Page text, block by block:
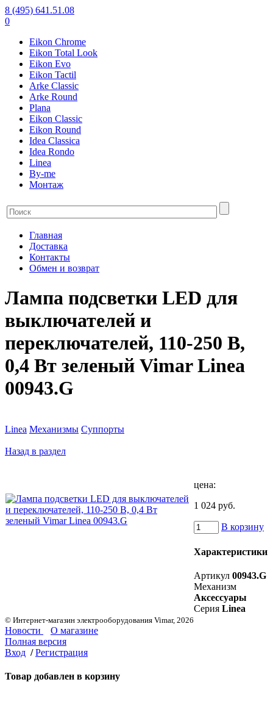
8 (495) 641.51.08
0
Eikon Chrome
Eikon Total Look
Eikon Evo
Eikon Tactil
Arke Classic
Arke Round
Plana
Eikon Classic
Eikon Round
Idea Classica
Idea Rondo
Linea
By-me
Монтаж
Главная
Доставка
Контакты
Обмен и возврат
Лампа подсветки LED для
выключателей и
переключателей, 110-250 В,
0,4 Вт зеленый Vimar Linea
00943.G
Linea Механизмы Суппорты
Назад в раздел
цена:
1 024 руб.
В корзину
Характеристики
Артикул 00943.G
Механизм
Аксессуары
Серия Linea
© Интернет-магазин электрооборудования Vimar, 2026
Новости
О магазине
Полная версия
Вход / Регистрация
Товар добавлен в корзину